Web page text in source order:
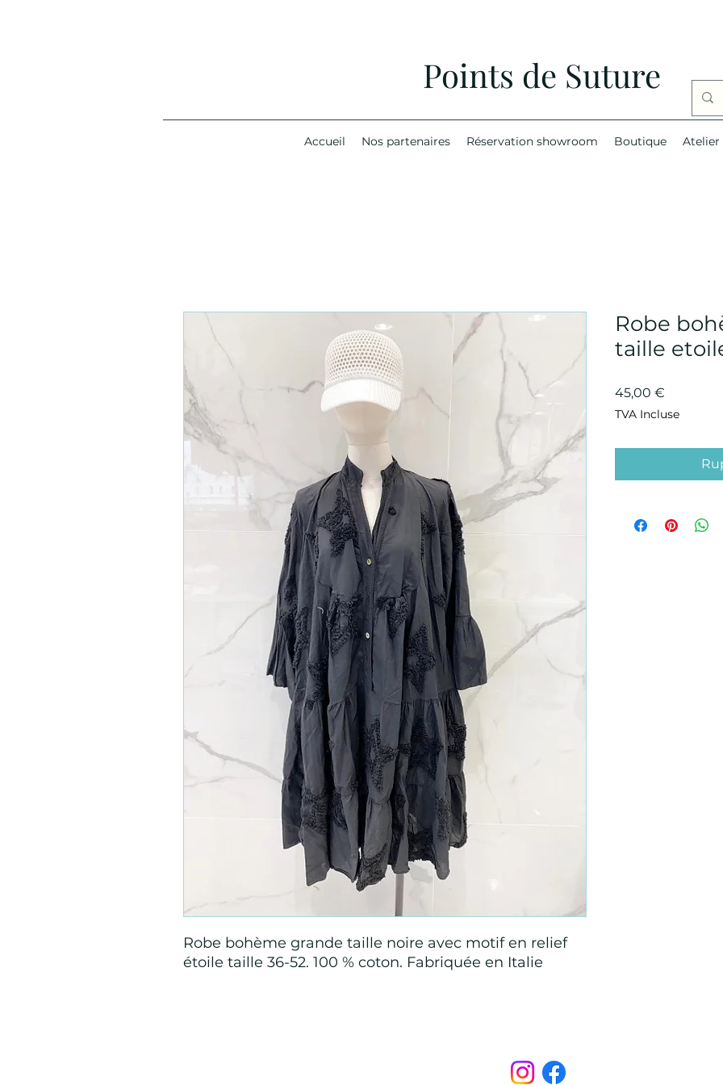
Points de Suture
Accueil Nos partenaires Réservation showroom Boutique Atelier
Robe bohème grande taille noire avec motif en relief
étoile taille 36-52. 100 % coton. Fabriquée en Italie
Robe
taille
45,00 €
TVA Incluse